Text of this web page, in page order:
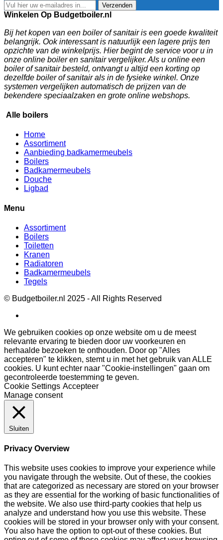
Verzenden
Winkelen Op Budgetboiler.nl
Bij het kopen van een boiler of sanitair is een goede kwaliteit
belangrijk. Ook interessant is natuurlijk een lagere prijs ten
opzichte van de winkelprijs. Hier begint de service voor u in
onze online boiler en sanitair vergelijker. Als u online een
boiler of sanitair besteld, ontvangt u altijd een korting op
dezelfde boiler of sanitair als in de fysieke winkel. Onze
systemen vergelijken automatisch de prijzen van de
bekendere speciaalzaken en grote online webshops.
Alle boilers
Home
Assortiment
Aanbieding badkamermeubels
Boilers
Badkamermeubels
Douche
Ligbad
Menu
Assortiment
Boilers
Toiletten
Kranen
Radiatoren
Badkamermeubels
Tegels
© Budgetboiler.nl 2025 - All Rights Reserved
We gebruiken cookies op onze website om u de meest
relevante ervaring te bieden door uw voorkeuren en
herhaalde bezoeken te onthouden. Door op "Alles
accepteren" te klikken, stemt u in met het gebruik van ALLE
cookies. U kunt echter naar "Cookie-instellingen" gaan om
gecontroleerde toestemming te geven.
Cookie Settings Accepteer
Manage consent
Sluiten
Privacy Overview
This website uses cookies to improve your experience while
you navigate through the website. Out of these, the cookies
that are categorized as necessary are stored on your browser
as they are essential for the working of basic functionalities of
the website. We also use third-party cookies that help us
analyze and understand how you use this website. These
cookies will be stored in your browser only with your consent.
You also have the option to opt-out of these cookies. But